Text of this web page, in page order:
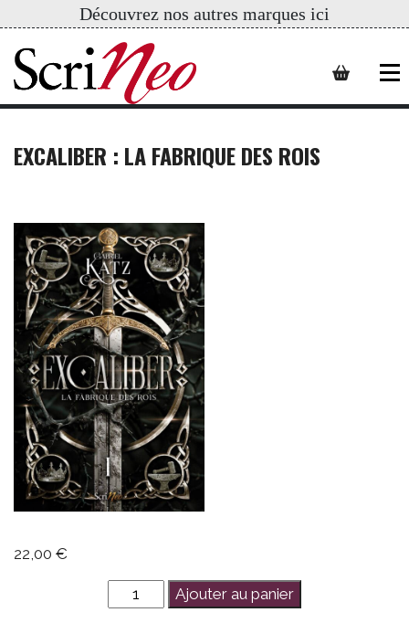
Découvrez nos autres marques ici
EXCALIBER : LA FABRIQUE DES ROIS
22,00 €
quantité
de
Ajouter au panier